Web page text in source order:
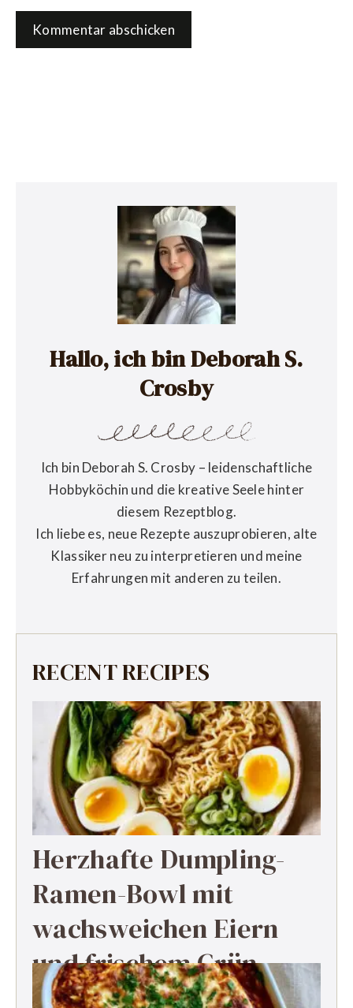
Hallo, ich bin Deborah S.
Crosby
Ich bin Deborah S. Crosby – leidenschaftliche
Hobbyköchin und die kreative Seele hinter
diesem Rezeptblog.
Ich liebe es, neue Rezepte auszuprobieren, alte
Klassiker neu zu interpretieren und meine
Erfahrungen mit anderen zu teilen.
RECENT RECIPES
Herzhafte Dumpling-
Ramen-Bowl mit
wachsweichen Eiern
und frischem Grün